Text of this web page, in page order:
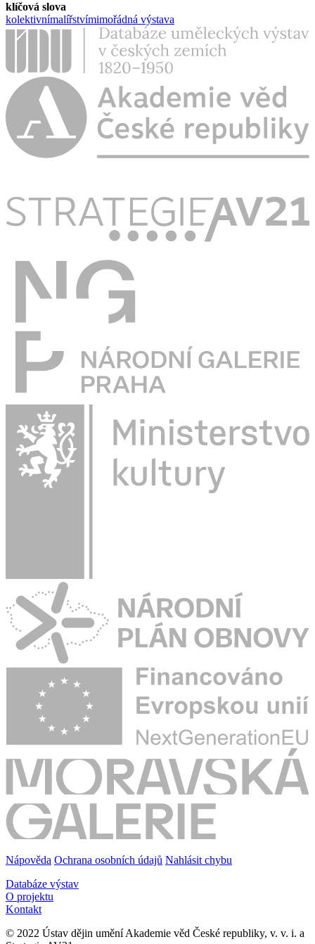
klíčová slova
kolektivnímalířstvímimořádná výstava
Nápověda Ochrana osobních údajů Nahlásit chybu
Databáze výstav
O projektu
Kontakt
© 2022 Ústav dějin umění Akademie věd České republiky, v. v. i. a